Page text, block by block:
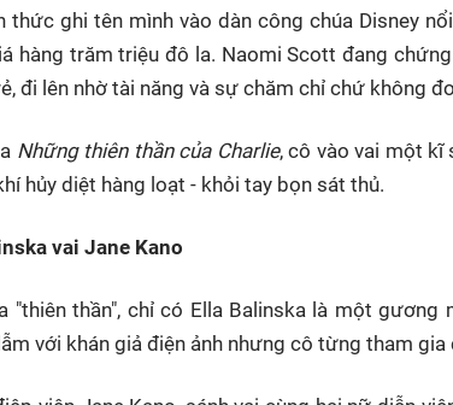
thức ghi tên mình vào dàn công chúa Disney
hàng trăm triệu đô la. Naomi Scott đang
đi lên nhờ tài năng và sự chăm chỉ chứ không
Những thiên thần của Charlie, cô vào vai một kĩ
hủy diệt hàng loạt - khỏi tay bọn sát thủ.
vai Jane Kano
"thiên thần", chỉ có Ella Balinska là một
với khán giả điện ảnh nhưng cô từng tham